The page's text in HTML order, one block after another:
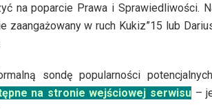
na poparcie Prawa i Sprawiedliwości.
zaangażowany w ruch Kukiz”15 lub
sondę popularności
na stronie wejściowej serwisu –